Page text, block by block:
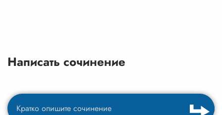
Написать сочинение